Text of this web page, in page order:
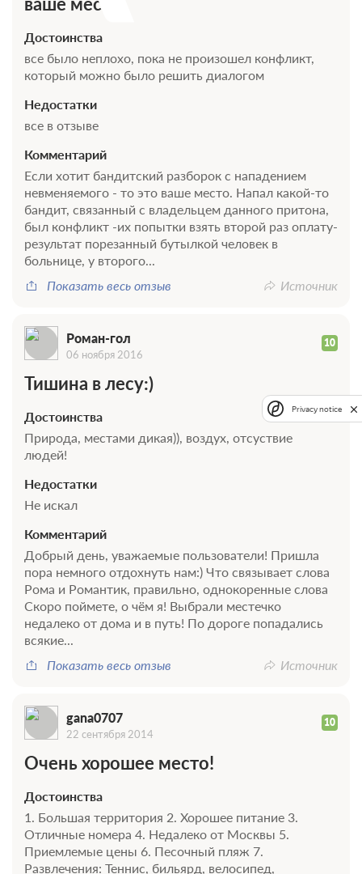
Достоинства
все было неплохо, пока не произошел конфликт,
который можно было решить диалогом
Недостатки
все в отзыве
Комментарий
Если хотит бандитский разборок с нападением
невменяемого - то это ваше место. Напал какой-то
бандит, связанный с владельцем данного притона,
был конфликт -их попытки взять второй раз оплату-
результат порезанный бутылкой человек в
больнице, у второго...
Показать весь отзыв
Источник
Роман-гол 10
06 ноября 2016
Тишина в лесу:)
Достоинства
Природа, местами дикая)), воздух, отсуствие
людей!
Недостатки
Не искал
Комментарий
Добрый день, уважаемые пользователи! Пришла
пора немного отдохнуть нам:) Что связывает слова
Рома и Романтик, правильно, однокоренные слова
Скоро поймете, о чём я! Выбрали местечко
недалеко от дома и в путь! По дороге попадались
всякие...
Показать весь отзыв
Источник
gana0707 10
22 сентября 2014
Очень хорошее место!
Достоинства
1. Большая территория 2. Хорошее питание 3.
Отличные номера 4. Недалеко от Москвы 5.
Приемлемые цены 6. Песочный пляж 7.
Развлечения: Теннис, бильярд, велосипед,
Privacy notice